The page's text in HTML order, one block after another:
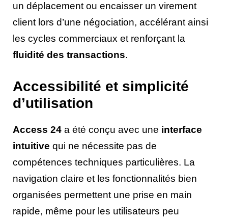
un déplacement ou encaisser un virement
client lors d’une négociation, accélérant ainsi
les cycles commerciaux et renforçant la
fluidité des transactions.
Accessibilité et simplicité
d’utilisation
Access 24 a été conçu avec une interface
intuitive qui ne nécessite pas de
compétences techniques particulières. La
navigation claire et les fonctionnalités bien
organisées permettent une prise en main
rapide, même pour les utilisateurs peu